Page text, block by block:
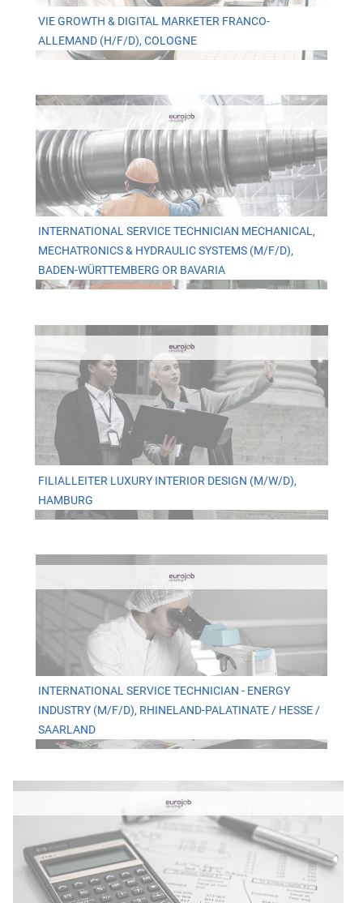
VIE GROWTH & DIGITAL MARKETER FRANCO-
ALLEMAND (H/F/D), COLOGNE
INTERNATIONAL SERVICE TECHNICIAN MECHANICAL,
MECHATRONICS & HYDRAULIC SYSTEMS (M/F/D),
BADEN-WÜRTTEMBERG OR BAVARIA
FILIALLEITER LUXURY INTERIOR DESIGN (M/W/D),
HAMBURG
INTERNATIONAL SERVICE TECHNICIAN - ENERGY
INDUSTRY (M/F/D), RHINELAND-PALATINATE / HESSE /
SAARLAND